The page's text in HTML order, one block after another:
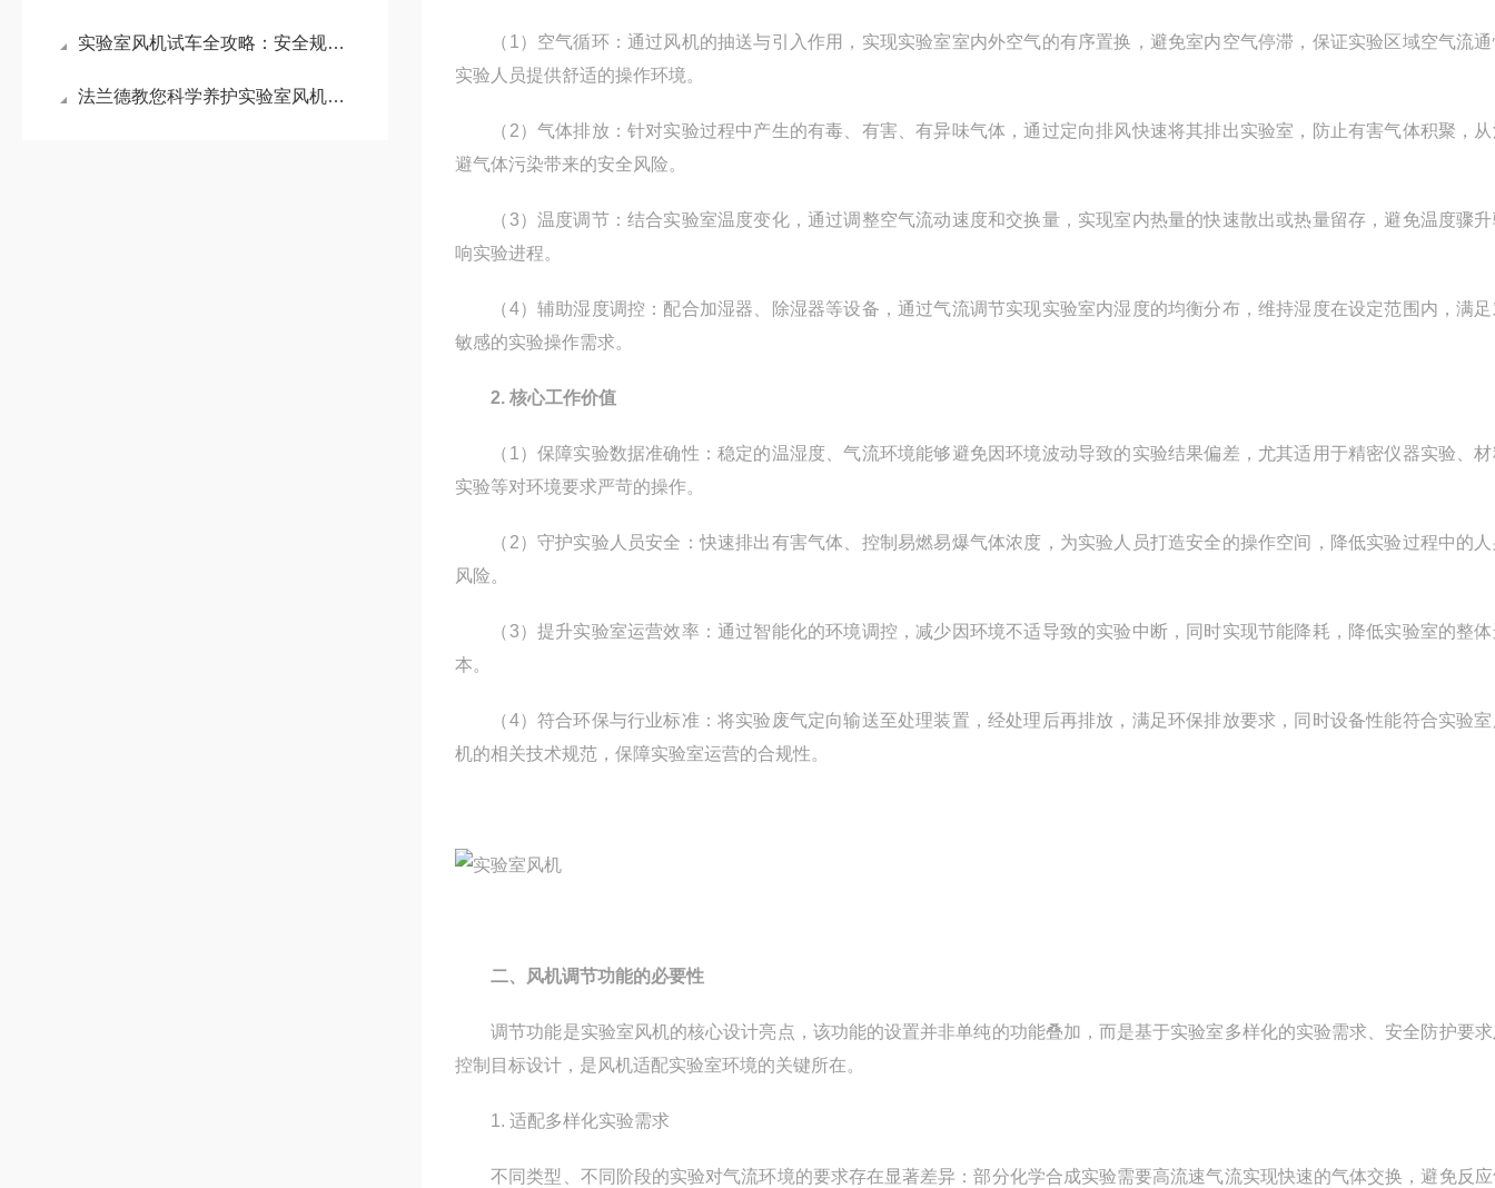
实验室风机试车全攻略：安全规范、操作要点与风险防控
法兰德教您科学养护实验室风机：延长寿命与稳定运行的关键指南
（1）空气循环：通过风机的抽送与引入作用，实现实验室室内外空气的有序置换，避免室内空气停滞，保证实验区域空气流通
实验人员提供舒适的操作环境。
（2）气体排放：针对实验过程中产生的有毒、有害、有异味气体，通过定向排风快速将其排出实验室，防止有害气体积聚，从
避气体污染带来的安全风险。
（3）温度调节：结合实验室温度变化，通过调整空气流动速度和交换量，实现室内热量的快速散出或热量留存，避免温度骤升
响实验进程。
（4）辅助湿度调控：配合加湿器、除湿器等设备，通过气流调节实现实验室内湿度的均衡分布，维持湿度在设定范围内，满足
敏感的实验操作需求。
2. 核心工作价值
（1）保障实验数据准确性：稳定的温湿度、气流环境能够避免因环境波动导致的实验结果偏差，尤其适用于精密仪器实验、材
实验等对环境要求严苛的操作。
（2）守护实验人员安全：快速排出有害气体、控制易燃易爆气体浓度，为实验人员打造安全的操作空间，降低实验过程中的人
风险。
（3）提升实验室运营效率：通过智能化的环境调控，减少因环境不适导致的实验中断，同时实现节能降耗，降低实验室的整体
本。
（4）符合环保与行业标准：将实验废气定向输送至处理装置，经处理后再排放，满足环保排放要求，同时设备性能符合实验室
机的相关技术规范，保障实验室运营的合规性。
二、风机调节功能的必要性
调节功能是实验室风机的核心设计亮点，该功能的设置并非单纯的功能叠加，而是基于实验室多样化的实验需求、安全防护要
控制目标设计，是风机适配实验室环境的关键所在。
1. 适配多样化实验需求
不同类型、不同阶段的实验对气流环境的要求存在显著差异：部分化学合成实验需要高流速气流实现快速的气体交换，避免反